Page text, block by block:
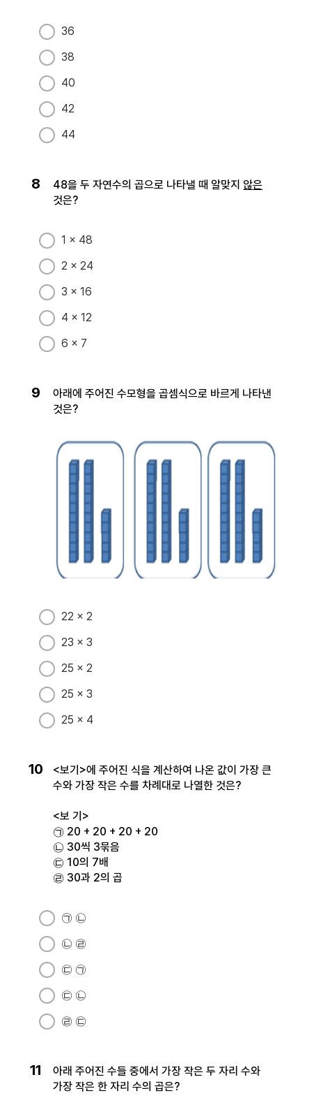
36
38
40
42
44
8 48을 두 자연수의 곱으로 나타낼 때 알맞지않은
것은?
1 × 48
2 × 24
3 × 16
4 × 12
6 × 7
9
아래에 주어진 수모형을 곱셈식으로 바르게 나타낸
것은?
22 × 2
23 × 3
25 × 2
25 × 3
25 × 4
10
<보기>에 주어진 식을 계산하여 나온 값이 가장 큰
수와 가장 작은 수를 차례대로 나열한 것은?
<보 기>
㉠ 20 + 20 + 20 + 20
㉡ 30씩 3묶음
㉢ 10의 7배
㉣ 30과 2의 곱
㉠ ㉡
㉡ ㉣
㉢ ㉠
㉢ ㉡
㉣ ㉢
11
아래 주어진 수들 중에서 가장 작은 두 자리 수와
가장 작은 한 자리 수의 곱은?